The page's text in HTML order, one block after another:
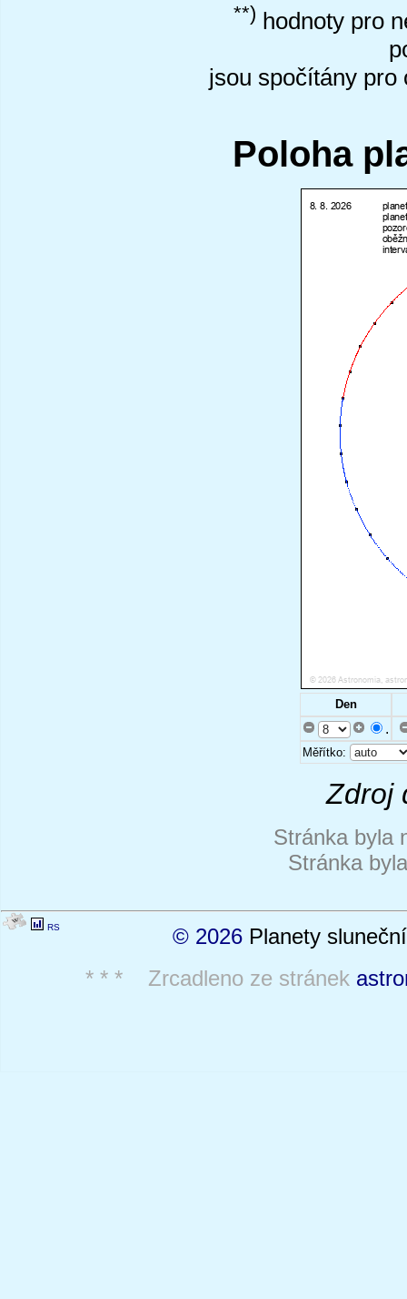
**) hodnoty pro
jsou spočítány pro
Poloha
Den
.
Měřítko:
Zdroj
Stránka byla
Stránka
RS © 2026 Planety
* * * Zrcadleno ze stránek